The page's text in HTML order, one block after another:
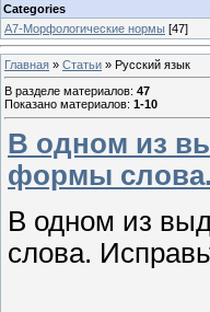
Categories
А7-Морфологические нормы [47]
Главная » Статьи » Русский язык
В разделе материалов: 47
Показано материалов: 1-10
В одном из
формы слова.
В одном из
слова.